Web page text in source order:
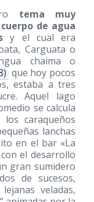
tema muy
de agua
y el cual era
Carguata o
chaima o
que hoy pocos
estaba a tres
Aquel lago
se calcula
caraqueños
lanchas
en el bar «La
el desarrollo
gran sumidero
de sucesos,
veladas,